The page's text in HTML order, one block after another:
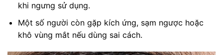
khi ngưng sử dụng.
Một số người còn gặp kích ứng, sạm ngược hoặc
khô vùng mắt nếu dùng sai cách.